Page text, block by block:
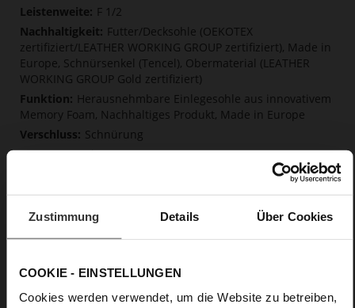
Zustimmung Details Über Cookies
COOKIE - EINSTELLUNGEN
Cookies werden verwendet, um die Website zu betreiben,
F 1/2
Futter/Decksohle (OEKOTEX
zertifiziert/LEATHER WORKING GROUP zertifiziert), Made in
Europe, Schnürsenkel (Tencel), Obermaterial (LEATHER
WORKING GROUP Gold zertifiziert)
Herausnehmbare Einlegesohle aus innovativem
Memory Foam, Nachhaltiges Produkt, Made in Europe
Schnürung
Nein
flach
edles, hochwertiges Lammleder in matter
Care